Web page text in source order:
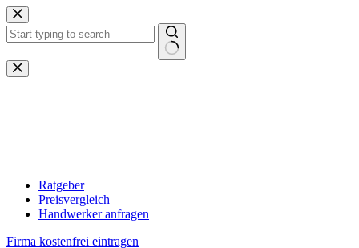
Zum
Inhalt
springen
Keine
Ergebnisse
Ratgeber
Preisvergleich
Handwerker anfragen
Firma kostenfrei eintragen